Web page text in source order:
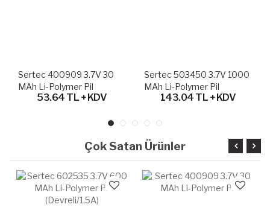
Sertec 400909 3.7V 30
MAh Li-Polymer Pil
53.64 TL + KDV
Sertec 503450 3.7V 1000
MAh Li-Polymer Pil
(Devreli/1.5A)
143.04 TL + KDV
Çok Satan Ürünler